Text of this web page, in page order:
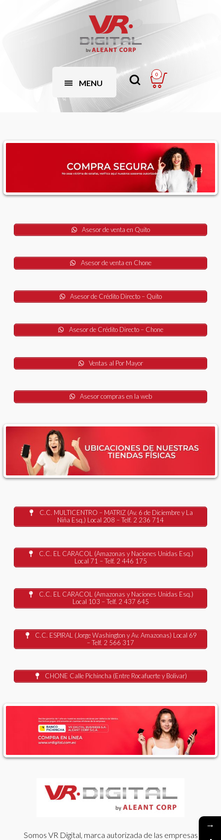
MENU
0
Asesor de venta en Quito
Asesor de venta en Chone
Asesor de Crédito Directo – Quito
Asesor de Crédito Directo – Chone
Ventas al Por Mayor
Asesor compras en la web
C.C. MULTICENTRO – MATRIZ (Av. 6 de Diciembre y La
Niña Esq.) Local 208 – Telf. 2 236 714
C.C. EL CARACOL (Amazonas y Naciones Unidas Esq.)
Local 71 – Telf. 2 446 175
C.C. EL CARACOL (Amazonas y Naciones Unidas Esq.)
Local 103 – Telf. 2 437 645
C.C. ESPIRAL (Jorge Washington y Av. Amazonas) Local 69
– Telf. 2 566 317
CHONE Calle Pichincha (Entre Rocafuerte y Bolivar)
Somos VR Digital, marca autorizada de las empresas
→